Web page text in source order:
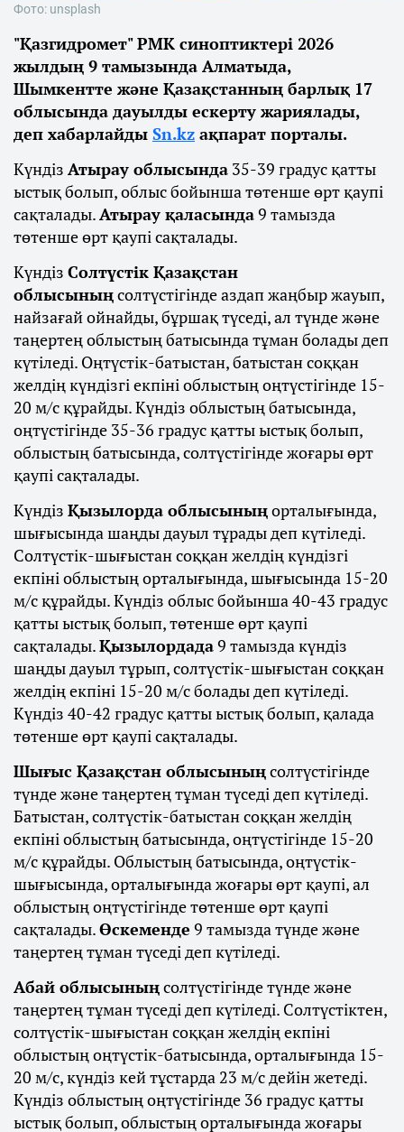
Фото: unsplash
"Қазгидромет" РМК синоптиктері 2026
жылдың 9 тамызында Алматыда,
Шымкентте және Қазақстанның барлық 17
облысында дауылды ескерту жариялады,
деп хабарлайды Sn.kz ақпарат порталы.
Күндіз Атырау облысында 35-39 градус қатты
ыстық болып, облыс бойынша төтенше өрт қаупі
сақталады.Атырау қаласында9 тамызда
төтенше өрт қаупі сақталады.
Күндіз Солтүстік Қазақстан
облысыныңсолтүстігінде аздап жаңбыр жауып,
найзағай ойнайды, бұршақ түседі, ал түнде және
таңертең облыстың батысында тұман болады деп
күтіледі. Оңтүстік-батыстан, батыстан соққан
желдің күндізгі екпіні облыстың оңтүстігінде 15-
20 м/с құрайды. Күндіз облыстың батысында,
оңтүстігінде 35-36 градус қатты ыстық болып,
облыстың батысында, солтүстігінде жоғары өрт
қаупі сақталады.
Күндіз Қызылорда облысыныңорталығында,
шығысында шаңды дауыл тұрады деп күтіледі.
Солтүстік-шығыстан соққан желдің күндізгі
екпіні облыстың орталығында, шығысында 15-20
м/с құрайды. Күндіз облыс бойынша 40-43 градус
қатты ыстық болып, төтенше өрт қаупі
сақталады.Қызылордада9 тамызда күндіз
шаңды дауыл тұрып, солтүстік-шығыстан соққан
желдің екпіні 15-20 м/с болады деп күтіледі.
Күндіз 40-42 градус қатты ыстық болып, қалада
төтенше өрт қаупі сақталады.
Шығыс Қазақстан облысыныңсолтүстігінде
түнде және таңертең тұман түседі деп күтіледі.
Батыстан, солтүстік-батыстан соққан желдің
екпіні облыстың батысында, оңтүстігінде 15-20
м/с құрайды. Облыстың батысында, оңтүстік-
шығысында, орталығында жоғары өрт қаупі, ал
облыстың оңтүстігінде төтенше өрт қаупі
сақталады.Өскеменде 9 тамызда түнде және
таңертең тұман түседі деп күтіледі.
Абай облысыныңсолтүстігінде түнде және
таңертең тұман түседі деп күтіледі. Солтүстіктен,
солтүстік-шығыстан соққан желдің екпіні
облыстың оңтүстік-батысында, орталығында 15-
20 м/с, күндіз кей тұстарда 23 м/с дейін жетеді.
Күндіз облыстың оңтүстігінде 36 градус қатты
ыстық болып, облыстың орталығында жоғары